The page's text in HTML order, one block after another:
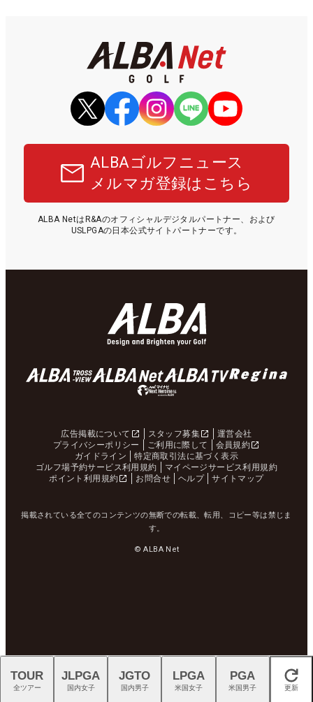
ALBAゴルフニュース
メルマガ登録はこちら
ALBA NetはR&Aのオフィシャルデジタルパートナー、および
USLPGAの日本公式サイトパートナーです。
広告掲載について スタッフ募集
運営会社
プライバシーポリシー
ご利用に際して
会員規約
ガイドライン
特定商取引法に基づく表示
ゴルフ場予約サービス利用規約
マイページサービス利用規約
ポイント利用規約
お問合せ ヘルプ サイトマップ
掲載されている全てのコンテンツの無断での転載、転用、コピー等は禁じま
す。
© ALBA Net
閉じる
TOUR
全ツアー
JLPGA
国内女子
JGTO
国内男子
LPGA
米国女子
PGA
米国男子 更新